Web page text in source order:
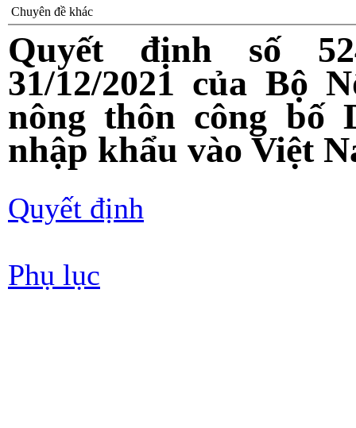
Chuyên đề khác
Quyết định số
31/12/2021 của Bộ
nông thôn công bố
nhập khẩu vào Việt
Quyết định
Phụ lục